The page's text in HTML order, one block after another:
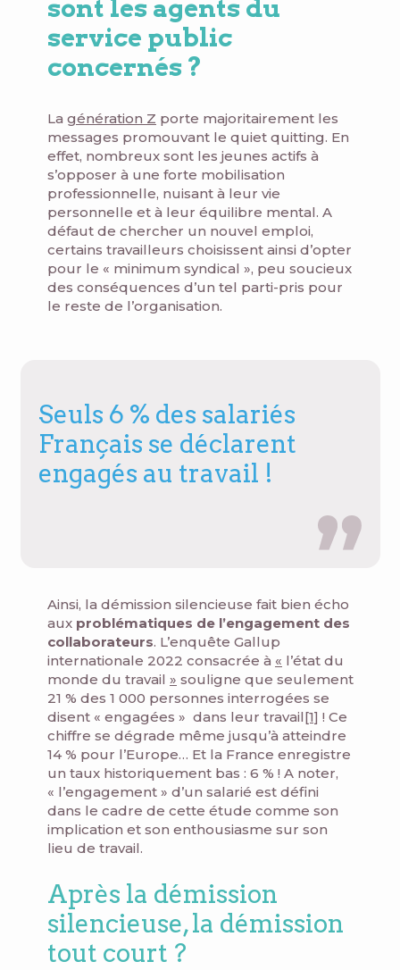
sont les agents du
service public
concernés ?
La génération Z porte majoritairement les
messages promouvant le quiet quitting. En
effet, nombreux sont les jeunes actifs à
s’opposer à une forte mobilisation
professionnelle, nuisant à leur vie
personnelle et à leur équilibre mental. A
défaut de chercher un nouvel emploi,
certains travailleurs choisissent ainsi d’opter
pour le « minimum syndical », peu soucieux
des conséquences d’un tel parti-pris pour
le reste de l’organisation.
Seuls 6 % des salariés
Français se déclarent
engagés au travail !
Ainsi, la démission silencieuse fait bien écho
aux problématiques de l’engagement des
collaborateurs. L’enquête Gallup
internationale 2022 consacrée à « l’état du
monde du travail » ​souligne que seulement
21 % des 1 000 personnes interrogées se
disent « engagées » dans leur travail[1] ! Ce
chiffre se dégrade même jusqu’à atteindre
14 % pour l’Europe… Et la France enregistre
un taux historiquement bas : 6 % ! A noter,
« l’engagement » d’un salarié est défini
dans le cadre de cette étude comme son
implication et son enthousiasme sur son
lieu de travail.
Après la démission
silencieuse, la démission
tout court ?